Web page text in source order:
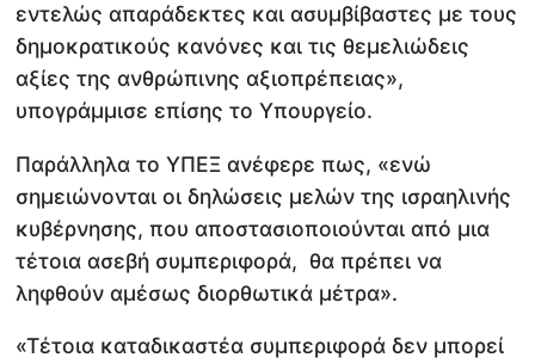
εντελώς απαράδεκτες και ασυμβίβαστες με τους
δημοκρατικούς κανόνες και τις θεμελιώδεις
αξίες της ανθρώπινης αξιοπρέπειας»,
υπογράμμισε επίσης το Υπουργείο.
Παράλληλα το ΥΠΕΞ ανέφερε πως, «ενώ
σημειώνονται οι δηλώσεις μελών της ισραηλινής
κυβέρνησης, που αποστασιοποιούνται από μια
τέτοια ασεβή συμπεριφορά, θα πρέπει να
ληφθούν αμέσως διορθωτικά μέτρα».
«Τέτοια καταδικαστέα συμπεριφορά δεν μπορεί